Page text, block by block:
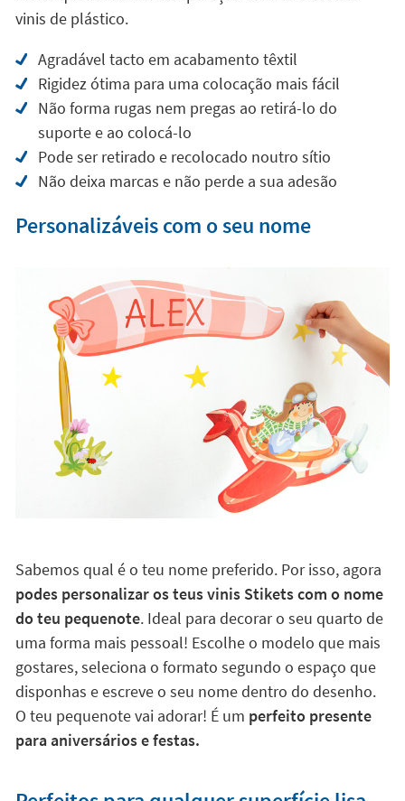
Os vinis infantis Stiketsestão fabricados com um
material têxtil de alta qualidadeque oferece uma
maior qualidade em comparação com os clássicos
vinis de plástico.
Agradável tacto em acabamento têxtil
Rigidez ótima para uma colocação mais fácil
Pode ser retirado e recolocado noutro sítio
Não deixa marcas e não perde a sua adesão
Personalizáveis com o seu nome
Sabemos qual é o teu nome preferido. Por isso, agora
podes personalizar os teus vinis Stikets com o nome
do teu pequenote